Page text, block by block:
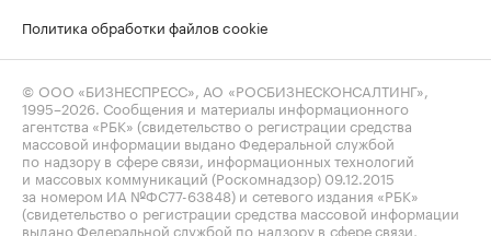
Политика обработки файлов cookie
© ООО «БИЗНЕСПРЕСС», АО «РОСБИЗНЕСКОНСАЛТИНГ»,
1995–2026 . Сообщения и материалы информационного
агентства «РБК» (свидетельство о регистрации средства
массовой информации выдано Федеральной службой
по надзору в сфере связи, информационных технологий
и массовых коммуникаций (Роскомнадзор) 09.12.2015
за номером ИА №ФС77-63848) и сетевого издания «РБК»
(свидетельство о регистрации средства массовой информации
выдано Федеральной службой по надзору в сфере связи,